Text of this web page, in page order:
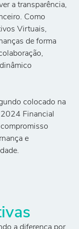
a transparência,
Como
Virtuais,
de forma
colocado na
Financial
e